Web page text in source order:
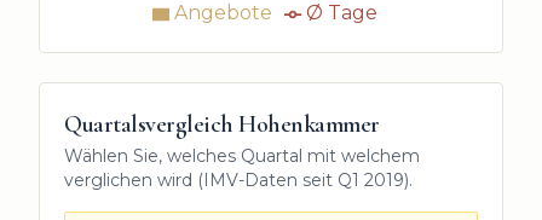
Angebote Ø Tage
Quartalsvergleich Hohenkammer
Wählen Sie, welches Quartal mit welchem
verglichen wird (IMV-Daten seit Q1 2019).